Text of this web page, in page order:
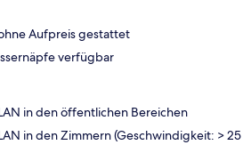
Aufpreis gestattet
verfügbar
in den öffentlichen Bereichen
in den Zimmern (Geschwindigkeit: > 25